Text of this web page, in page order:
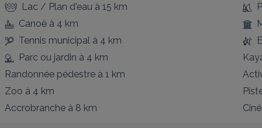
Lac / Plan d'eau à 15 km
Canoë à 4 km
Tennis municipal à 4 km
Parc ou jardin à 4 km
Randonnée pédestre à 1 km
Zoo à 4 km
Accrobranche à 8 km